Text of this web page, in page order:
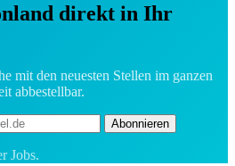
direkt in Ihr
mit den neuesten Stellen im ganzen
abbestellbar.
Abonnieren
Jobs.